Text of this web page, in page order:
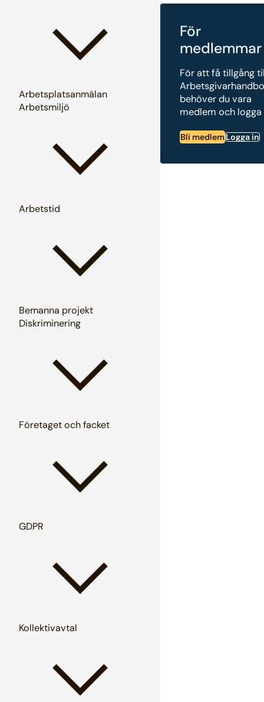
Arbetsplatsanmälan
Arbetsmiljö
Arbetstid
Bemanna projekt
Diskriminering
Företaget och facket
GDPR
Kollektivavtal
För
medlemmar
För att få tillgång
behöver du vara
medlem och logga
Bli medlemLogga in